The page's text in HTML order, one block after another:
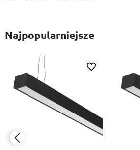
Najpopularniejsze
Do ulubionych